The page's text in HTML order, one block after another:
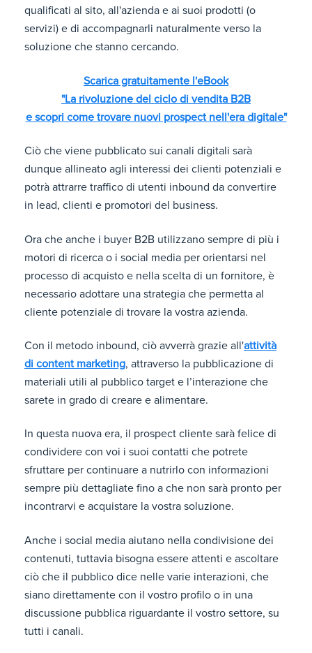
qualificati al sito, all'azienda e ai suoi prodotti (o
servizi) e di accompagnarli naturalmente verso la
soluzione che stanno cercando.
Scarica gratuitamente l'eBook
"La rivoluzione del ciclo di vendita B2B
e scopri come trovare nuovi prospect nell'era digitale"
Ciò che viene pubblicato sui canali digitali sarà
dunque allineato agli interessi dei clienti potenziali e
potrà attrarre traffico di utenti inbound da convertire
in lead, clienti e promotori del business.
Ora che anche i buyer B2B utilizzano sempre di più i
motori di ricerca o i social media per orientarsi nel
processo di acquisto e nella scelta di un fornitore, è
necessario adottare una strategia che permetta al
cliente potenziale di trovare la vostra azienda.
Con il metodo inbound, ciò avverrà grazie all'attività
di content marketing, attraverso la pubblicazione di
materiali utili al pubblico target e l’interazione che
sarete in grado di creare e alimentare.
In questa nuova era, il prospect cliente sarà felice di
condividere con voi i suoi contatti che potrete
sfruttare per continuare a nutrirlo con informazioni
sempre più dettagliate fino a che non sarà pronto per
incontrarvi e acquistare la vostra soluzione.
Anche i social media aiutano nella condivisione dei
contenuti, tuttavia bisogna essere attenti e ascoltare
ciò che il pubblico dice nelle varie interazioni, che
siano direttamente con il vostro profilo o in una
discussione pubblica riguardante il vostro settore, su
tutti i canali.